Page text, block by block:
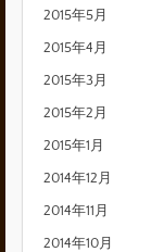
2015年5月
2015年4月
2015年3月
2015年2月
2015年1月
2014年12月
2014年11月
2014年10月